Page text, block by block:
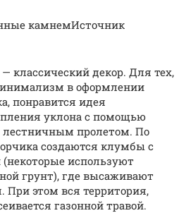
камнемИсточник
классический декор. Для тех,
в оформлении
понравится идея
уклона с помощью
лестничным пролетом. По
создаются клумбы с
используют
грунт), где высаживают
При этом вся территория,
газонной травой.